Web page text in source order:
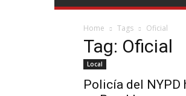
Home Tags Oficial
Tag: Oficial
Local
Policía del NYPD